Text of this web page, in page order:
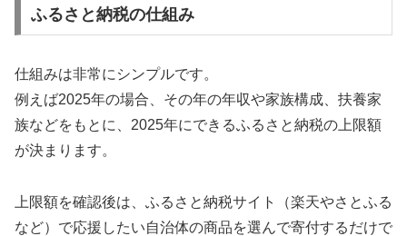
ふるさと納税の仕組み
仕組みは非常にシンプルです。
例えば2025年の場合、その年の年収や家族構成、扶養家
族などをもとに、2025年にできるふるさと納税の上限額
が決まります。
上限額を確認後は、ふるさと納税サイト（楽天やさとふる
など）で応援したい自治体の商品を選んで寄付するだけで